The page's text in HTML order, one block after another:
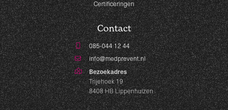
Certificeringen
Contact
085-044 12 44
info@medprevent.nl
Bezoekadres
Trijehoek 19
8408 HB Lippenhuizen